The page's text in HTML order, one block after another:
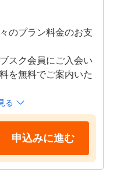
が在籍
所持しているインス
ます。
しており女性でも安心
のプラン料金のお支
スク会員にご入会い
を無料でご案内いた
のお支払い頂く必要
ます。
握り方をはじめ、基
どん打ってください
る
申込みに進む